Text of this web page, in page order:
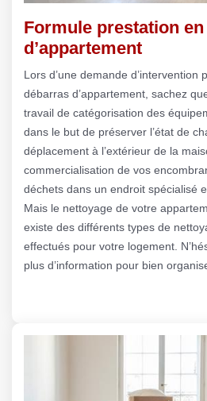
Formule prestation
d’appartement
Lors d’une demande d’intervention
débarras d’appartement, sachez
travail de catégorisation des
dans le but de préserver l’état de
déplacement à l’extérieur de la
commercialisation de vos
déchets dans un endroit spécialisé
Mais le nettoyage de votre
existe des différents types de
effectués pour votre logement.
plus d’information pour bien